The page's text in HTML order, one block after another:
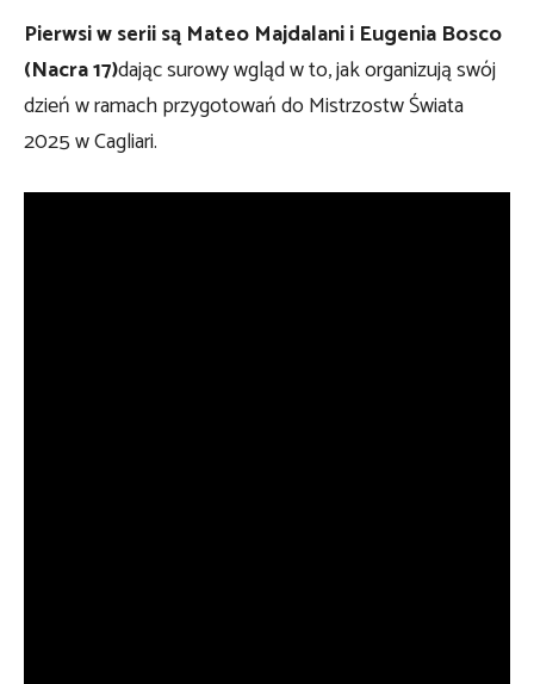
Pierwsi w serii są Mateo Majdalani i Eugenia Bosco
(Nacra 17)dając surowy wgląd w to, jak organizują swój
dzień w ramach przygotowań do Mistrzostw Świata
2025 w Cagliari.